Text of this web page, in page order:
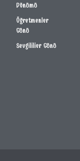
Dönümü
Öğretmenler
Günü
Sevgililier Günü